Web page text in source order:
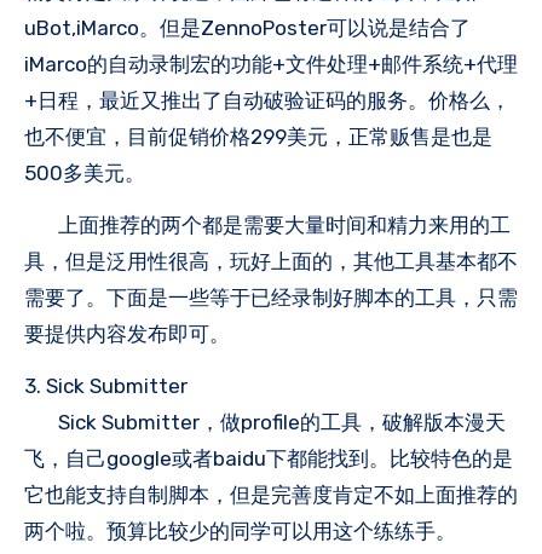
uBot,iMarco。但是ZennoPoster可以说是结合了
iMarco的自动录制宏的功能+文件处理+邮件系统+代理
+日程，最近又推出了自动破验证码的服务。价格么，
也不便宜，目前促销价格299美元，正常贩售是也是
500多美元。
上面推荐的两个都是需要大量时间和精力来用的工
具，但是泛用性很高，玩好上面的，其他工具基本都不
需要了。下面是一些等于已经录制好脚本的工具，只需
要提供内容发布即可。
3. Sick Submitter
Sick Submitter，做profile的工具，破解版本漫天
飞，自己google或者baidu下都能找到。比较特色的是
它也能支持自制脚本，但是完善度肯定不如上面推荐的
两个啦。预算比较少的同学可以用这个练练手。